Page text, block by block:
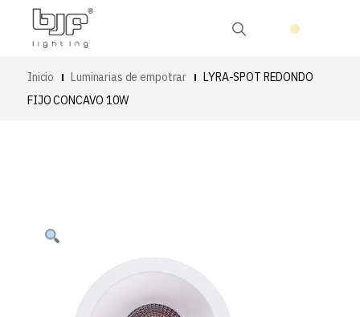
Inicio Luminarias de empotrar
LYRA-SPOT REDONDO
FIJO CONCAVO 10W